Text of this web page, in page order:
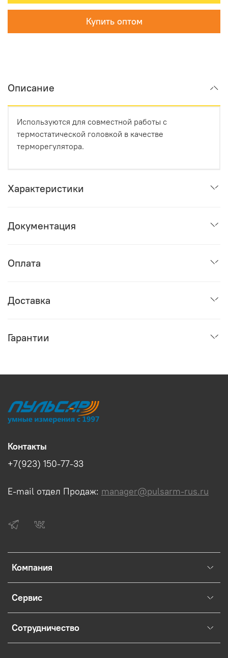
Купить оптом
Описание
Используются для совместной работы с
термостатической головкой в качестве
терморегулятора.
Характеристики
Документация
Оплата
Доставка
Гарантии
Компания
Сервис
Сотрудничество
Контакты
+7(923) 150-77-33
E-mail отдел Продаж: manager@pulsarm-rus.ru